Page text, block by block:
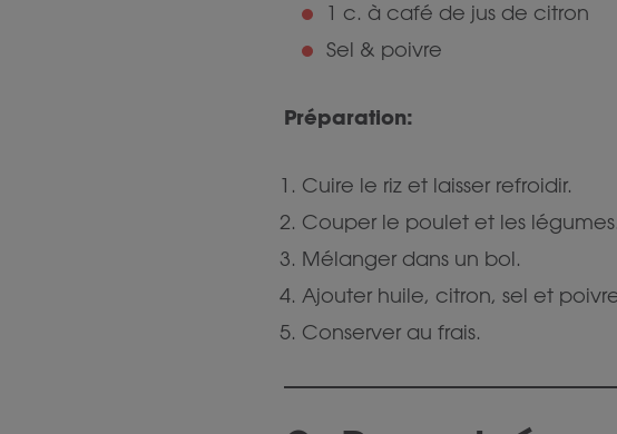
1 c. à café de jus de citron
Sel & poivre
Préparation:
Cuire le riz et laisser refroidir.
Couper le poulet et les légumes.
Mélanger dans un bol.
Ajouter huile, citron, sel et
Conserver au frais.